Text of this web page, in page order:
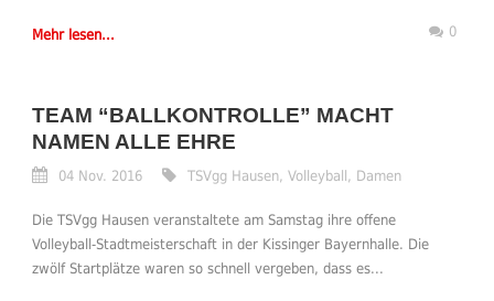
Mehr lesen... 0
TEAM “BALLKONTROLLE” MACHT
NAMEN ALLE EHRE
04 Nov. 2016 TSVgg Hausen, Volleyball, Damen
Die TSVgg Hausen veranstaltete am Samstag ihre offene
Volleyball-Stadtmeisterschaft in der Kissinger Bayernhalle. Die
zwölf Startplätze waren so schnell vergeben, dass es...